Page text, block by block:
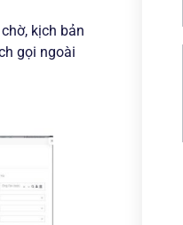
kịch bản
gọi ngoài